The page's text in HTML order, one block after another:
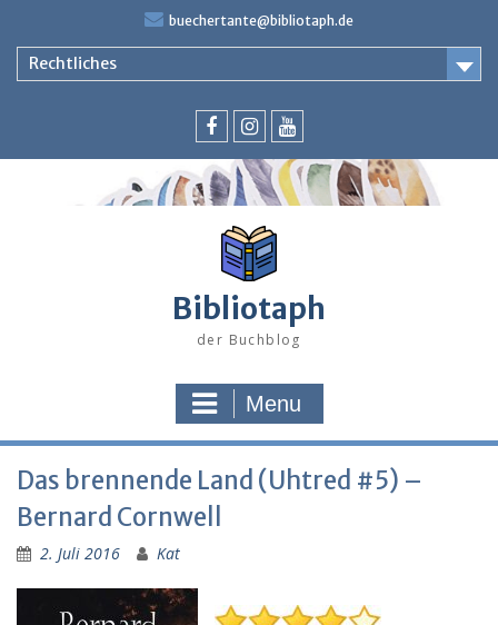
content
buechertante@bibliotaph.de
Rechtliches
Bibliotaph
der Buchblog
Menu
Das brennende Land (Uhtred #5) –
Bernard Cornwell
2. Juli 2016 Kat